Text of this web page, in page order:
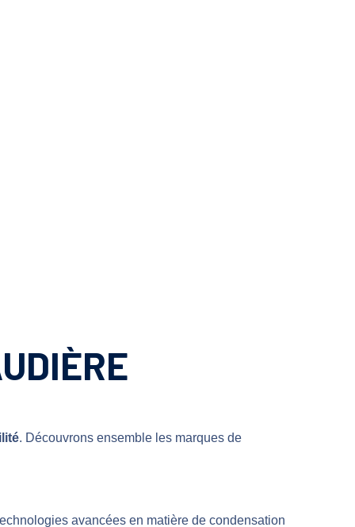
. Découvrons ensemble les marques de
avancées en matière de condensation